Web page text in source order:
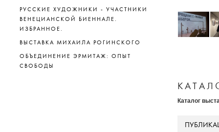
РУССКИЕ ХУДОЖНИКИ - УЧАСТНИКИ
ВЕНЕЦИАНСКОЙ БИЕННАЛЕ.
ИЗБРАННОЕ.
ВЫСТАВКА МИХАИЛА РОГИНСКОГО
ОБЪЕДИНЕНИЕ ЭРМИТАЖ: ОПЫТ
СВОБОДЫ
Каталог